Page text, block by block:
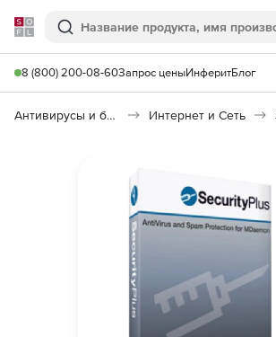
Softline
Поиск
8 (800) 200-08-60Запрос ценыИнферитБлог
Антивирусы и безопасность Интернет и Сеть